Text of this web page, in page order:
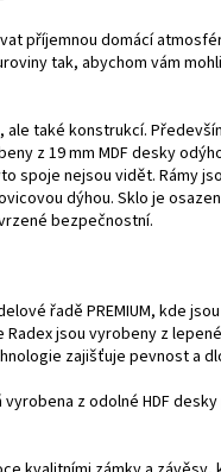
příjemnou domácí
tak, abychom vám
ale také konstrukcí.
z 19 mm MDF desky
spoje nejsou vidět. Rámy
dýhou. Sklo je
bezpečnostní.
řadě PREMIUM, kde
Radex jsou vyrobeny z
zajišťuje pevnost a
z odolné HDF